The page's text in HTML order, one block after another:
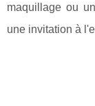
maquillage ou
une invitation à